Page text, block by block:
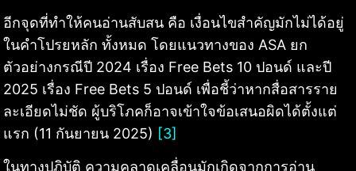
อีกจุดที่ทำให้คนอ่านสับสน คือ เงื่อนไขสำคัญมักไม่ได้อยู่
ในคำโปรยหลัก ทั้งหมด โดยแนวทางของ ASA ยก
ตัวอย่างกรณีปี 2024 เรื่อง Free Bets 10 ปอนด์ และปี
2025 เรื่อง Free Bets 5 ปอนด์ เพื่อชี้ว่าหากสื่อสารราย
ละเอียดไม่ชัด ผู้บริโภคก็อาจเข้าใจข้อเสนอผิดได้ตั้งแต่
แรก (11 กันยายน 2025) [3]
ในทางปฏิบัติ ความคลาดเคลื่อนมักเกิดจากการอ่าน